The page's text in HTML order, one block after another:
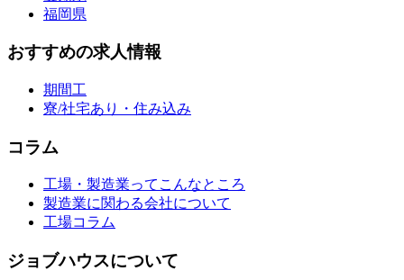
福岡県
おすすめの求人情報
期間工
寮/社宅あり・住み込み
コラム
工場・製造業ってこんなところ
製造業に関わる会社について
工場コラム
ジョブハウスについて